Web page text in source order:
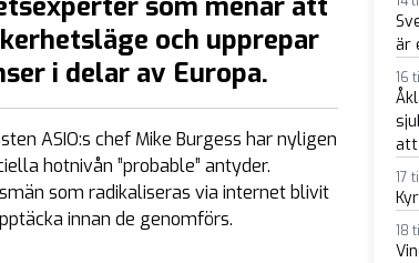
som menar att
och upprepar
i delar av Europa.
ASIO:s chef Mike Burgess har nyligen
hotnivån ”probable” antyder.
som radikaliseras via internet blivit
innan de genomförs.
är
16
att
17
18